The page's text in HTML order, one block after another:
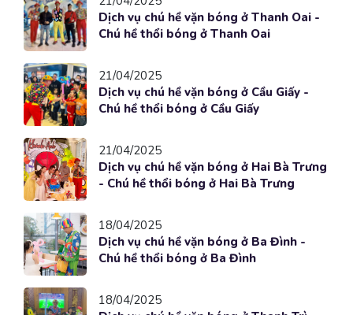
Dịch vụ chú hề vặn bóng ở Thanh Oai -
Chú hề thổi bóng ở Thanh Oai
21/04/2025
Dịch vụ chú hề vặn bóng ở Cầu Giấy -
Chú hề thổi bóng ở Cầu Giấy
21/04/2025
Dịch vụ chú hề vặn bóng ở Hai Bà Trưng
- Chú hề thổi bóng ở Hai Bà Trưng
18/04/2025
Dịch vụ chú hề vặn bóng ở Ba Đình -
Chú hề thổi bóng ở Ba Đình
18/04/2025